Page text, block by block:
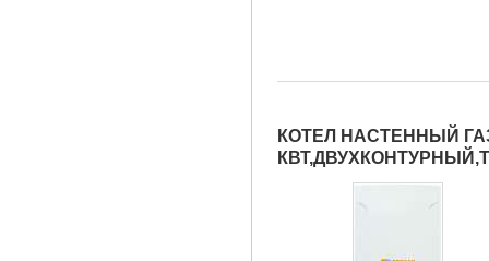
КОТЕЛ НАСТЕННЫЙ